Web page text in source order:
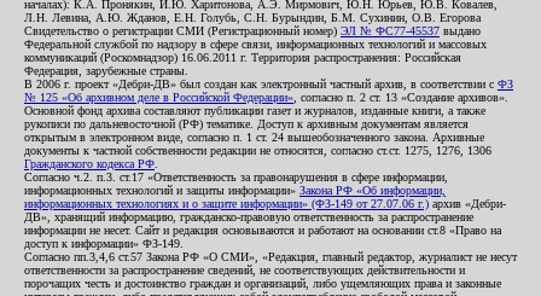
началах): К.А. Пронякин, И.Ю. Харитонова, А.Э. Мирмович, Ю.Н. Юрьев, Ю.В. Ковалев,
Л.Н. Левина, А.Ю. Жданов, Е.Н. Голубь, С.Н. Бурындин, Б.М. Сухинин, О.В. Егорова
Свидетельство о регистрации СМИ (Регистрационный номер) ЭЛ № ФС77-45537 выдано
Федеральной службой по надзору в сфере связи, информационных технологий и массовых
коммуникаций (Роскомнадзор) 16.06.2011 г. Территория распространения: Российская
Федерация, зарубежные страны.
В 2006 г. проект «Дебри-ДВ» был создан как электронный частный архив, в соответствии с ФЗ
№ 125 «Об архивном деле в Российской Федерации» , согласно п. 2 ст. 13 «Создание архивов».
Основной фонд архива составляют публикации газет и журналов, изданные книги, а также
рукописи по дальневосточной (РФ) тематике. Доступ к архивным документам является
открытым в электронном виде, согласно п. 1 ст. 24 вышеобозначенного закона. Архивные
документы к частной собственности редакции не относятся, согласно ст.ст. 1275, 1276, 1306
Гражданского кодекса РФ
Согласно ч.2. п.3. ст.17 «Ответственность за правонарушения в сфере информации,
информационных технологий и защиты информации» Закона РФ «Об информации,
информационных технологиях и о защите информации» (ФЗ-149 от 27.07.06 г.) архив «Дебри-
ДВ», хранящий информацию, гражданско-правовую ответственность за распространение
информации не несет. Сайт и редакция основываются и работают на основании ст.8 «Право на
доступ к информации» ФЗ-149.
Согласно пп.3,4,6 ст.57 Закона РФ «О СМИ», «Редакция, главный редактор, журналист не несут
ответственности за распространение сведений, не соответствующих действительности и
порочащих честь и достоинство граждан и организаций, либо ущемляющих права и законные